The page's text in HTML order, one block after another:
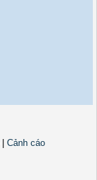
Cảnh cáo